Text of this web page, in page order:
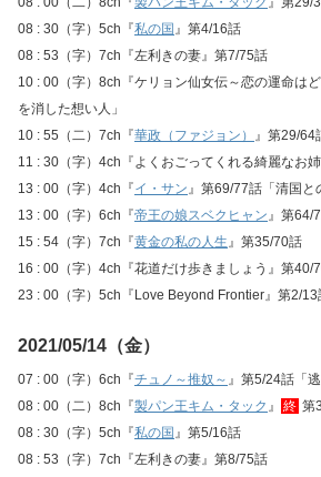
08 : 30（字）5ch『私の国 』第4/16話
08 : 53（字）7ch『左利きの妻』第7/75話
10 : 00（字）8ch『ケリョン仙女伝～恋の運命は
を消した想い人」
10 : 55（二）7ch『華政（ファジョン） 』第29/64
11 : 30（字）4ch『よくおごってくれる綺麗なお
13 : 00（字）4ch『イ・サン』第69/77話「清国と
13 : 00（字）6ch『帝王の娘スベクヒャン』第64/
15 : 54（字）7ch『黄金の私の人生』第35/70話
16 : 00（字）4ch『花道だけ歩きましょう』第40/
23 : 00（字）5ch『Love Beyond Frontier』第2/13
2021/05/14（金）
07 : 00（字）6ch『チュノ～推奴～ 』第5/24話「逃
08 : 00（二）8ch『製パン王キム・タック 』 終 第
08 : 30（字）5ch『私の国 』第5/16話
08 : 53（字）7ch『左利きの妻』第8/75話